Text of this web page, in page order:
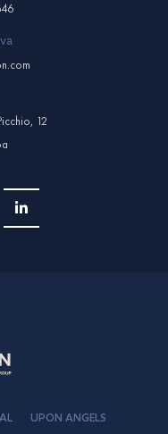
12
UPON ANGELS